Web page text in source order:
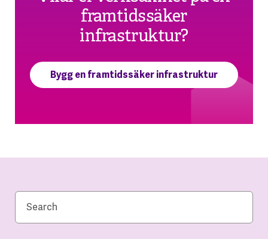
framtidssäker
infrastruktur?
Bygg en framtidssäker infrastruktur